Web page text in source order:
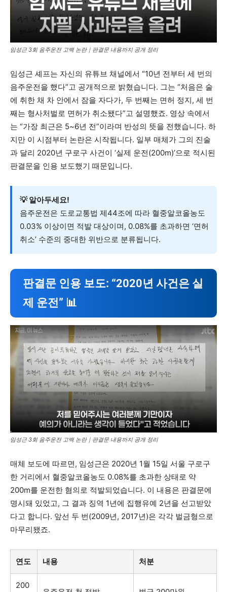
임성근 3회 음주운전 고백 논란｜판결문 내용까지 공개 정리
임성근 셰프는 자신의 유튜브 채널에서 “10년 전부터 세 번의
음주운전을 했다”고 공개적으로 밝혔습니다. 그는 “처음은 술
에 취한 채 차 안에서 잠을 자다가, 두 번째는 면허 정지, 세 번
째는 형사처벌로 면허가 취소됐다”고 설명했죠. 영상 속에서
는 “가장 최근은 5~6년 전”이라며 반성의 뜻을 전했습니다. 하
지만 이 시점부터 논란은 시작됩니다. 일부 매체가 그의 진술
과 달리 2020년 구로구 사건이 ‘실제 운전(200m)’으로 적시된
판결문을 인용 보도했기 때문입니다.
💡 알아두세요!
음주운전은 도로교통법 제44조에 따라 혈중알코올농도
0.03% 이상이면 적발 대상이며, 0.08%를 초과하면 ‘면허
취소’ 수준의 중대한 위반으로 분류됩니다.
판결문 인용 보도: “2020년 사건은 실
제 운전” 📊
임성근 3회 음주운전 고백 논란｜판결문 내용까지 공개 정리
매체 보도에 따르면, 임성근은 2020년 1월 15일 서울 구로구
한 거리에서 혈중알코올농도 0.08%를 초과한 상태로 약
200m를 운전한 혐의로 적발되었습니다. 이 내용은 판결문에
명시돼 있었고, 그 결과 징역 1년에 집행유예 2년을 선고받았
다고 합니다. 앞선 두 번(2009년, 2017년)은 각각 벌금형으로
마무리됐죠.
연도 내용 처분
200